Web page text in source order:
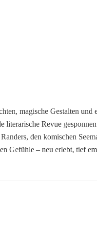
magische Gestalten
literarische Revue
den komischen
Gefühle – neu erlebt, tief